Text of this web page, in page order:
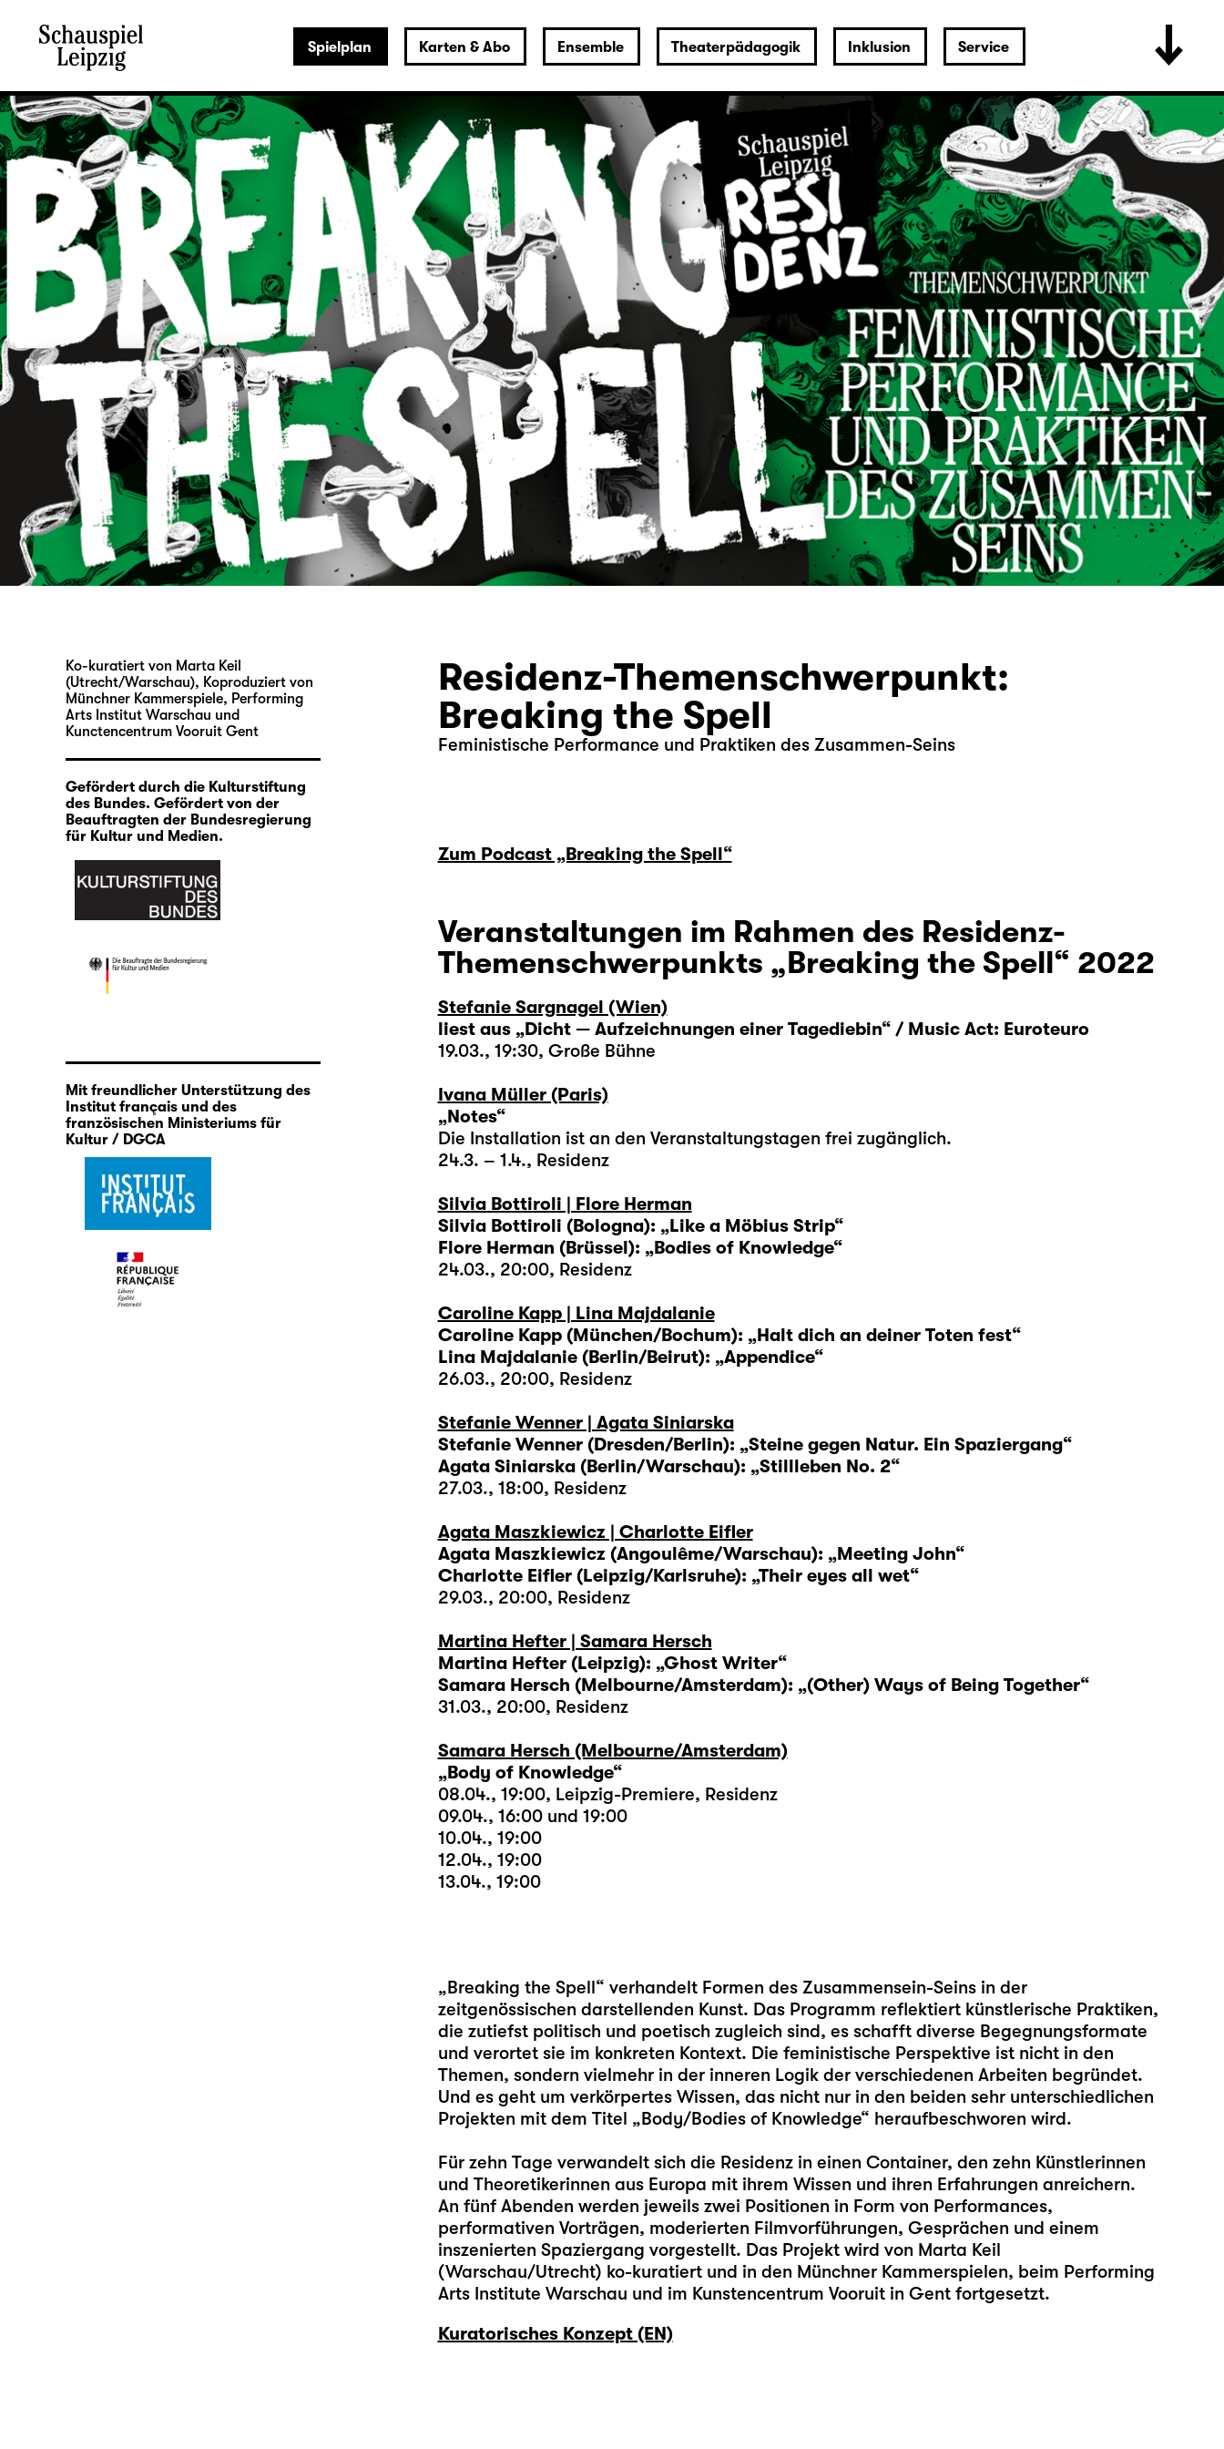
Spielplan Karten & Abo Ensemble Theaterpädagogik Inklusion Service
Residenz-Themenschwerpunkt:
Breaking the Spell
Feministische Performance und Praktiken des Zusammen-Seins
Zum Podcast „Breaking the Spell“
Veranstaltungen im Rahmen des Residenz-
Themenschwerpunkts „Breaking the Spell“ 2022
Stefanie Sargnagel (Wien)
liest aus „Dicht — Aufzeichnungen einer Tagediebin“ / Music Act: Euroteuro
19.03., 19:30, Große Bühne
Ivana Müller (Paris)
„Notes“
Die Installation ist an den Veranstaltungstagen frei zugänglich.
24.3. – 1.4., Residenz
Silvia Bottiroli | Flore Herman
Silvia Bottiroli (Bologna): „Like a Möbius Strip“
Flore Herman (Brüssel): „Bodies of Knowledge“
24.03., 20:00, Residenz
Caroline Kapp | Lina Majdalanie
Caroline Kapp (München/Bochum): „Halt dich an deiner Toten fest“
Lina Majdalanie (Berlin/Beirut): „Appendice“
26.03., 20:00, Residenz
Stefanie Wenner | Agata Siniarska
Stefanie Wenner (Dresden/Berlin): „Steine gegen Natur. Ein Spaziergang“
Agata Siniarska (Berlin/Warschau): „Stillleben No. 2“
27.03., 18:00, Residenz
Agata Maszkiewicz | Charlotte Eifler
Agata Maszkiewicz (Angoulême/Warschau): „Meeting John“
Charlotte Eifler (Leipzig/Karlsruhe): „Their eyes all wet“
29.03., 20:00, Residenz
Martina Hefter | Samara Hersch
Martina Hefter (Leipzig): „Ghost Writer“
Samara Hersch (Melbourne/Amsterdam): „(Other) Ways of Being Together“
31.03., 20:00, Residenz
Samara Hersch (Melbourne/Amsterdam)
„Body of Knowledge“
08.04., 19:00, Leipzig-Premiere, Residenz
09.04., 16:00 und 19:00
10.04., 19:00
12.04., 19:00
13.04., 19:00
„Breaking the Spell“ verhandelt Formen des Zusammensein-Seins in der
zeitgenössischen darstellenden Kunst. Das Programm reflektiert künstlerische Praktiken,
die zutiefst politisch und poetisch zugleich sind, es schafft diverse Begegnungsformate
und verortet sie im konkreten Kontext. Die feministische Perspektive ist nicht in den
Themen, sondern vielmehr in der inneren Logik der verschiedenen Arbeiten begründet.
Und es geht um verkörpertes Wissen, das nicht nur in den beiden sehr unterschiedlichen
Projekten mit dem Titel „Body/Bodies of Knowledge“ heraufbeschworen wird.
Für zehn Tage verwandelt sich die Residenz in einen Container, den zehn Künstlerinnen
und Theoretikerinnen aus Europa mit ihrem Wissen und ihren Erfahrungen anreichern.
An fünf Abenden werden jeweils zwei Positionen in Form von Performances,
performativen Vorträgen, moderierten Filmvorführungen, Gesprächen und einem
inszenierten Spaziergang vorgestellt. Das Projekt wird von Marta Keil
(Warschau/Utrecht) ko-kuratiert und in den Münchner Kammerspielen, beim Performing
Arts Institute Warschau und im Kunstencentrum Vooruit in Gent fortgesetzt.
Kuratorisches Konzept (EN)
Ko-kuratiert von Marta Keil
(Utrecht/Warschau), Koproduziert von
Münchner Kammerspiele, Performing
Arts Institut Warschau und
Kunctencentrum Vooruit Gent
Gefördert durch die Kulturstiftung
des Bundes. Gefördert von der
Beauftragten der Bundesregierung
für Kultur und Medien.
Mit freundlicher Unterstützung des
Institut français und des
französischen Ministeriums für
Kultur / DGCA